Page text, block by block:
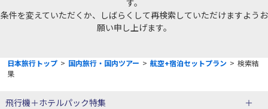
す。
条件を変えていただくか、しばらくして再検索していただけますようお
願い申し上げます。
日本旅行トップ > 国内旅行・国内ツアー > 航空+宿泊セットプラン > 検索結
果
飛行機＋ホテルパック特集